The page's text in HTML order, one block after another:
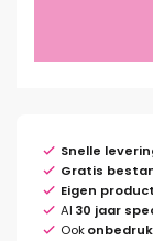
Snelle
Gratis
Eigen
Al 30 jaar
Ook